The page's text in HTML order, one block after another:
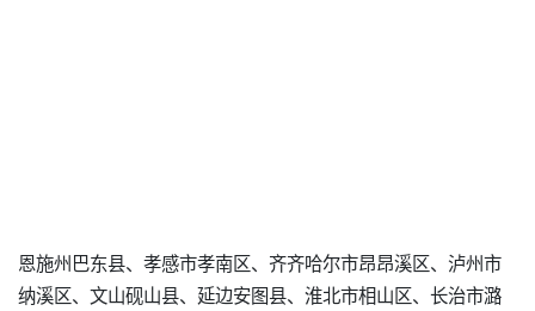
恩施州巴东县、孝感市孝南区、齐齐哈尔市昂昂溪区、泸州市
纳溪区、文山砚山县、延边安图县、淮北市相山区、长治市潞